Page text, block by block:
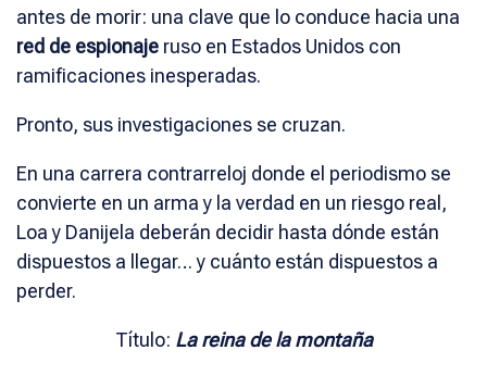
antes de morir: una clave que lo conduce hacia una
red de espionaje ruso en Estados Unidos con
ramificaciones inesperadas.
Pronto, sus investigaciones se cruzan.
En una carrera contrarreloj donde el periodismo se
convierte en un arma y la verdad en un riesgo real,
Loa y Danijela deberán decidir hasta dónde están
dispuestos a llegar… y cuánto están dispuestos a
perder.
Título: La reina de la montaña